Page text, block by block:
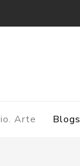
Arte Blogs